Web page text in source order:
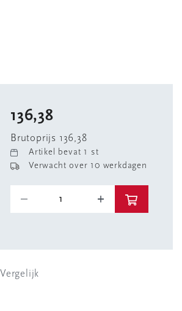
136,38
Brutoprijs 136,38
Artikel bevat 1 st
Verwacht over 10 werkdagen
Vergelijk